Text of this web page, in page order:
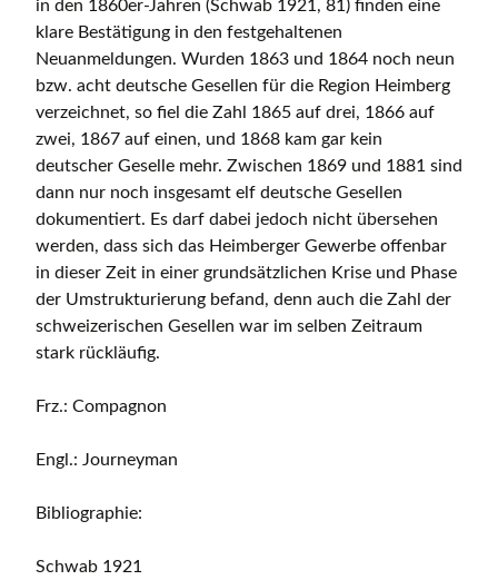
in den 1860er-Jahren (Schwab 1921, 81) finden eine
klare Bestätigung in den festgehaltenen
Neuanmeldungen. Wurden 1863 und 1864 noch neun
bzw. acht deutsche Gesellen für die Region Heimberg
verzeichnet, so fiel die Zahl 1865 auf drei, 1866 auf
zwei, 1867 auf einen, und 1868 kam gar kein
deutscher Geselle mehr. Zwischen 1869 und 1881 sind
dann nur noch insgesamt elf deutsche Gesellen
dokumentiert. Es darf dabei jedoch nicht übersehen
werden, dass sich das Heimberger Gewerbe offenbar
in dieser Zeit in einer grundsätzlichen Krise und Phase
der Umstrukturierung befand, denn auch die Zahl der
schweizerischen Gesellen war im selben Zeitraum
stark rückläufig.
Frz.: Compagnon
Engl.: Journeyman
Bibliographie:
Schwab 1921